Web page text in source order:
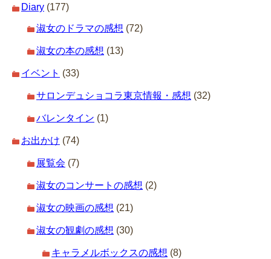
Diary (177)
淑女のドラマの感想 (72)
淑女の本の感想 (13)
イベント (33)
サロンデュショコラ東京情報・感想 (32)
バレンタイン (1)
お出かけ (74)
展覧会 (7)
淑女のコンサートの感想 (2)
淑女の映画の感想 (21)
淑女の観劇の感想 (30)
キャラメルボックスの感想 (8)